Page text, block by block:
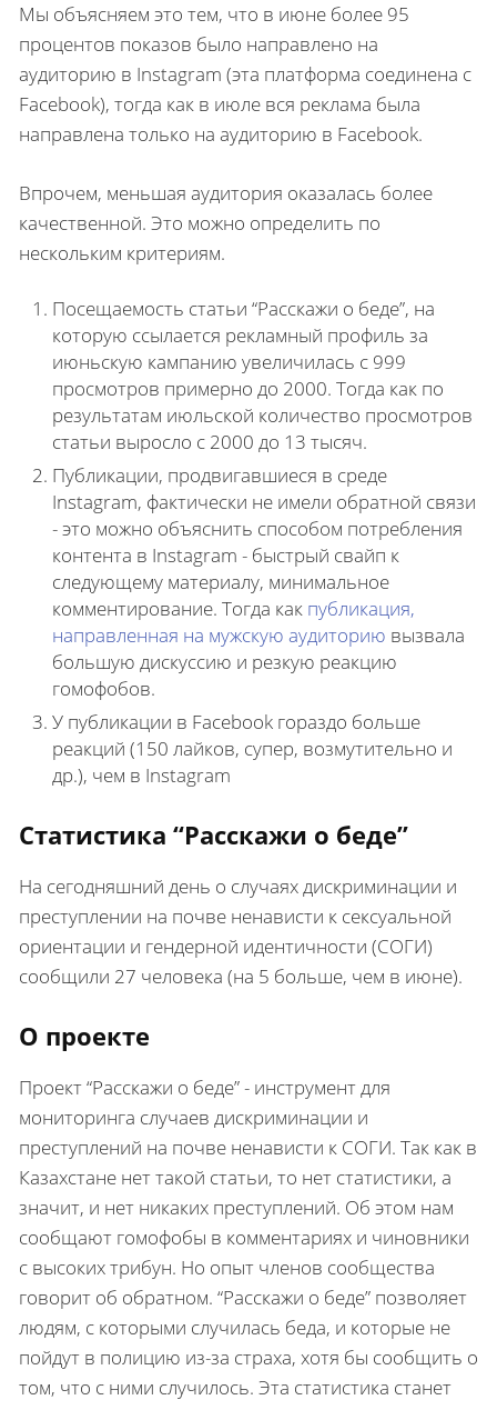
Мы объясняем это тем, что в июне более 95
процентов показов было направлено на
аудиторию в Instagram (эта платформа соединена с
Facebook), тогда как в июле вся реклама была
направлена только на аудиторию в Facebook.
Впрочем, меньшая аудитория оказалась более
качественной. Это можно определить по
нескольким критериям.
Посещаемость статьи “Расскажи о беде”, на
которую ссылается рекламный профиль за
июньскую кампанию увеличилась с 999
просмотров примерно до 2000. Тогда как по
результатам июльской количество просмотров
статьи выросло с 2000 до 13 тысяч.
Публикации, продвигавшиеся в среде
Instagram, фактически не имели обратной связи
- это можно объяснить способом потребления
контента в Instagram - быстрый свайп к
следующему материалу, минимальное
комментирование. Тогда как публикация,
направленная на мужскую аудиторию вызвала
большую дискуссию и резкую реакцию
гомофобов.
У публикации в Facebook гораздо больше
реакций (150 лайков, супер, возмутительно и
др.), чем в Instagram
Статистика “Расскажи о беде”
На сегодняшний день о случаях дискриминации и
преступлении на почве ненависти к сексуальной
ориентации и гендерной идентичности (СОГИ)
сообщили 27 человека (на 5 больше, чем в июне).
О проекте
Проект “Расскажи о беде” - инструмент для
мониторинга случаев дискриминации и
преступлений на почве ненависти к СОГИ. Так как в
Казахстане нет такой статьи, то нет статистики, а
значит, и нет никаких преступлений. Об этом нам
сообщают гомофобы в комментариях и чиновники
с высоких трибун. Но опыт членов сообщества
говорит об обратном. “Расскажи о беде” позволяет
людям, с которыми случилась беда, и которые не
пойдут в полицию из-за страха, хотя бы сообщить о
том, что с ними случилось. Эта статистика станет